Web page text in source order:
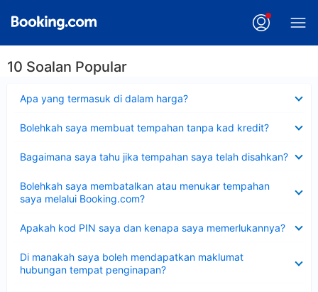
10 Soalan Popular
Apa yang termasuk di dalam harga?
Bolehkah saya membuat tempahan tanpa kad kredit?
Bagaimana saya tahu jika tempahan saya telah disahkan?
Bolehkah saya membatalkan atau menukar tempahan
saya melalui Booking.com?
Apakah kod PIN saya dan kenapa saya memerlukannya?
Di manakah saya boleh mendapatkan maklumat
hubungan tempat penginapan?